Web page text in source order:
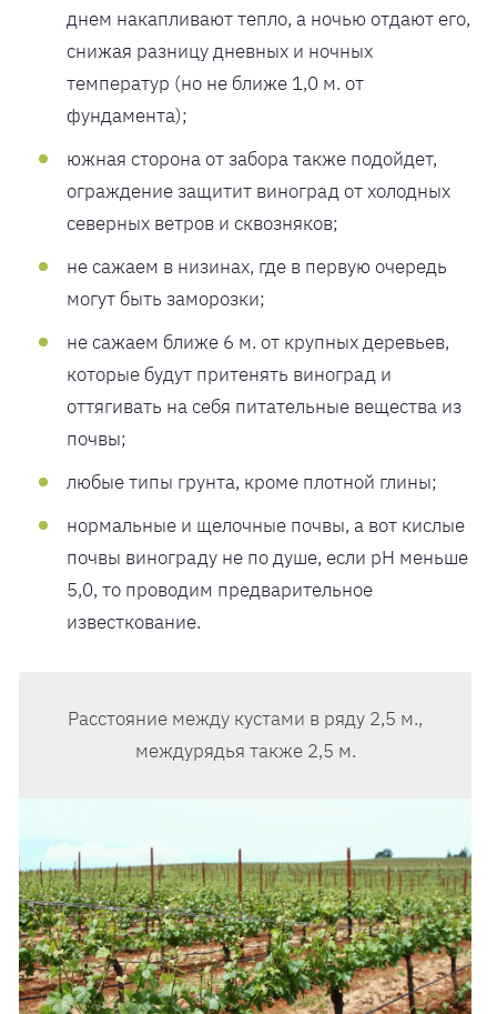
днем накапливают тепло, а ночью отдают его,
снижая разницу дневных и ночных
температур (но не ближе 1,0 м. от
фундамента);
южная сторона от забора также подойдет,
ограждение защитит виноград от холодных
северных ветров и сквозняков;
не сажаем в низинах, где в первую очередь
могут быть заморозки;
не сажаем ближе 6 м. от крупных деревьев,
которые будут притенять виноград и
оттягивать на себя питательные вещества из
почвы;
любые типы грунта, кроме плотной глины;
нормальные и щелочные почвы, а вот кислые
почвы винограду не по душе, если pH меньше
5,0, то проводим предварительное
известкование.
Расстояние между кустами в ряду 2,5 м.,
междурядья также 2,5 м.